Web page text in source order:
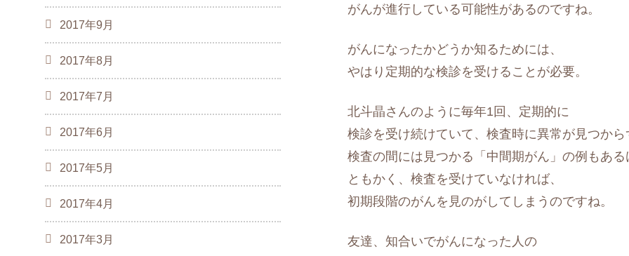
がんが進行している可能性があるのですね。
がんになったかどうか知るためには、
やはり定期的な検診を受けることが必要。
北斗晶さんのように毎年1回、定期的に
検診を受け続けていて、検査時に異常が見つから
検査の間には見つかる「中間期がん」の例もある
ともかく、検査を受けていなければ、
初期段階のがんを見のがしてしまうのですね。
友達、知合いでがんになった人の
2017年9月
2017年8月
2017年7月
2017年6月
2017年5月
2017年4月
2017年3月